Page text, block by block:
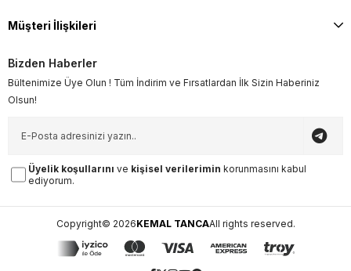
Müşteri İlişkileri
Bizden Haberler
Bültenimize Üye Olun ! Tüm İndirim ve Fırsatlardan İlk Sizin Haberiniz
Olsun!
Üyelik koşullarını ve kişisel verilerimin korunmasını kabul
ediyorum.
Copyright© 2026KEMAL TANCAAll rights reserved.